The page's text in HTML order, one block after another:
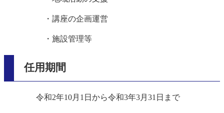
・講座の企画運営
・施設管理等
任用期間
令和2年10月1日から令和3年3月31日まで